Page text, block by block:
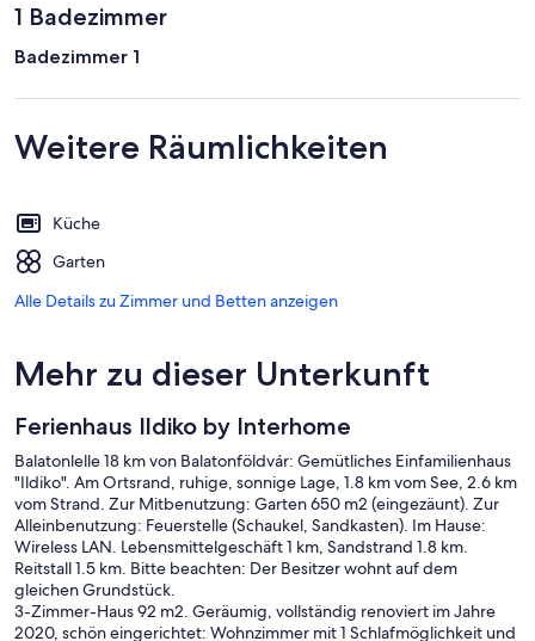
1 Badezimmer
Badezimmer 1
Weitere Räumlichkeiten
Küche
Garten
Alle Details zu Zimmer und Betten anzeigen
Mehr zu dieser Unterkunft
Ferienhaus Ildiko by Interhome
Balatonlelle 18 km von Balatonföldvár: Gemütliches Einfamilienhaus
"Ildiko". Am Ortsrand, ruhige, sonnige Lage, 1.8 km vom See, 2.6 km
vom Strand. Zur Mitbenutzung: Garten 650 m2 (eingezäunt). Zur
Alleinbenutzung: Feuerstelle (Schaukel, Sandkasten). Im Hause:
Wireless LAN. Lebensmittelgeschäft 1 km, Sandstrand 1.8 km.
Reitstall 1.5 km. Bitte beachten: Der Besitzer wohnt auf dem
gleichen Grundstück.
3-Zimmer-Haus 92 m2. Geräumig, vollständig renoviert im Jahre
2020, schön eingerichtet: Wohnzimmer mit 1 Schlafmöglichkeit und